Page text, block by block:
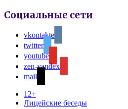
Социальные сети
vkontakte
twitter
youtube
zen-yandex
mail
12+
Лицейские беседы